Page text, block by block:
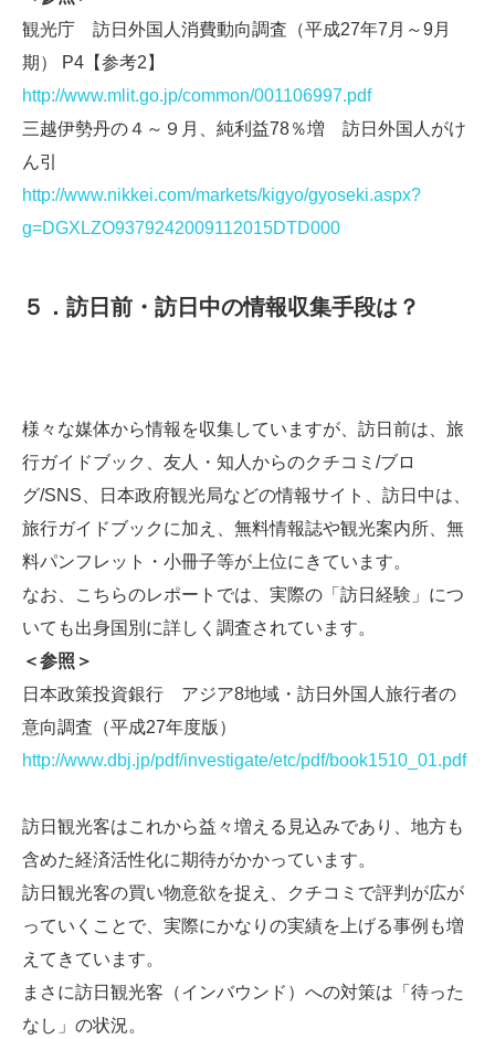
観光庁 訪日外国人消費動向調査（平成27年7月～9月
期） P4【参考2】
http://www.mlit.go.jp/common/001106997.pdf
三越伊勢丹の４～９月、純利益78％増 訪日外国人がけ
ん引
http://www.nikkei.com/markets/kigyo/gyoseki.aspx?
g=DGXLZO9379242009112015DTD000
５．訪日前・訪日中の情報収集手段は？
様々な媒体から情報を収集していますが、訪日前は、旅
行ガイドブック、友人・知人からのクチコミ/ブロ
グ/SNS、日本政府観光局などの情報サイト、訪日中は、
旅行ガイドブックに加え、無料情報誌や観光案内所、無
料パンフレット・小冊子等が上位にきています。
なお、こちらのレポートでは、実際の「訪日経験」につ
いても出身国別に詳しく調査されています。
＜参照＞
日本政策投資銀行 アジア8地域・訪日外国人旅行者の
意向調査（平成27年度版）
http://www.dbj.jp/pdf/investigate/etc/pdf/book1510_01.pdf
訪日観光客はこれから益々増える見込みであり、地方も
含めた経済活性化に期待がかかっています。
訪日観光客の買い物意欲を捉え、クチコミで評判が広が
っていくことで、実際にかなりの実績を上げる事例も増
えてきています。
まさに訪日観光客（インバウンド）への対策は「待った
なし」の状況。